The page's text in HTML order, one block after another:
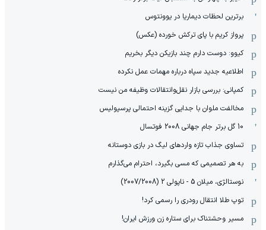
برترین لحظات دیماریا در یوونتوس
پرواز کریم با پای ترکش خورده (عکس)
کیوو: دوست دارم چند بازیکن دیگر بخریم
اطلاعیه جدید سپاه درباره مهمات عمل نکرده
کمپانی: بررسی بازار نقل‌وانتقالات وظیفه من نیست
مخالفت ملوان با جدایی گزینه احتمالی پرسپولیس
10 گل برتر جام جهانی 2008 فوتسال
تساوی جذاب تازه واردهای لیگ در بازی دوستانه
به هر تصمیمی که مسی بگیرد، احترام می‌گذارم
نوستالژی، میلان 5 - ناپولی 2 (2007/2008)
توپ طلا انتقال رودری را رسمی کرد!
مسیر وحشتناک برای ستاره زن ورزش ایران!